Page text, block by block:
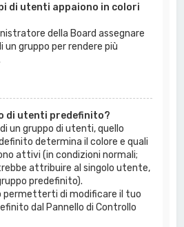
di utenti appaiono in colori
della Board assegnare
un gruppo per rendere più
di utenti predefinito?
un gruppo di utenti, quello
determina il colore e quali
attivi (in condizioni normali;
attribuire al singolo utente,
predefinito).
permetterti di modificare il tuo
dal Pannello di Controllo